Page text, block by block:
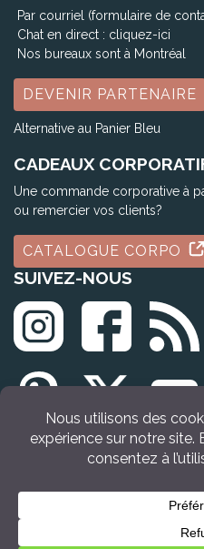
Par courriel (formulaire de
Chat en direct : cliquez-ici
Nos bureaux sont à Montréal
DEVENIR PARTENAIRE
Alternative au Panier Bleu
CADEAUX
Une commande corporative à
ou remercier vos clients?
CATALOGUE CORPO
SUIVEZ-NOUS
© Tous droits réservés Idée